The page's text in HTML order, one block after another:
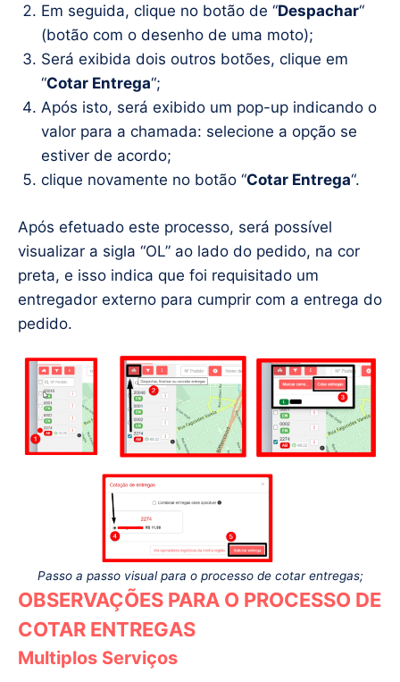
Em seguida, clique no botão de “Despachar“
(botão com o desenho de uma moto);
Será exibida dois outros botões, clique em
“Cotar Entrega“;
Após isto, será exibido um pop-up indicando o
valor para a chamada: selecione a opção se
estiver de acordo;
clique novamente no botão “Cotar Entrega“.
Após efetuado este processo, será possível
visualizar a sigla “OL” ao lado do pedido, na cor
preta, e isso indica que foi requisitado um
entregador externo para cumprir com a entrega do
pedido.
Passo a passo visual para o processo de cotar entregas;
OBSERVAÇÕES PARA O PROCESSO DE
COTAR ENTREGAS
Multiplos Serviços